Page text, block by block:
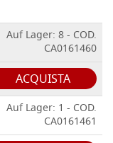
Auf Lager: 8 - COD.
CA0161460
ACQUISTA
Auf Lager: 1 - COD.
CA0161461